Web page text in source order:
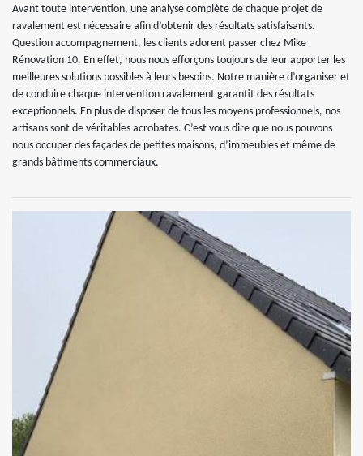
Avant toute intervention, une analyse complète de chaque projet de
ravalement est nécessaire afin d’obtenir des résultats satisfaisants.
Question accompagnement, les clients adorent passer chez Mike
Rénovation 10. En effet, nous nous efforçons toujours de leur apporter les
meilleures solutions possibles à leurs besoins. Notre manière d’organiser et
de conduire chaque intervention ravalement garantit des résultats
exceptionnels. En plus de disposer de tous les moyens professionnels, nos
artisans sont de véritables acrobates. C’est vous dire que nous pouvons
nous occuper des façades de petites maisons, d’immeubles et même de
grands bâtiments commerciaux.